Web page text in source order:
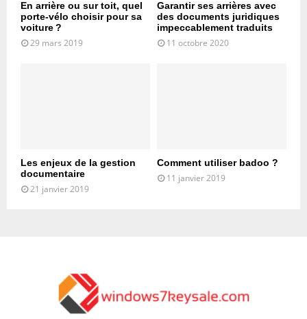
En arrière ou sur toit, quel
porte-vélo choisir pour sa
voiture ?
29 mars 2019
Garantir ses arrières avec
des documents juridiques
impeccablement traduits
11 octobre 2020
Les enjeux de la gestion
documentaire
21 janvier 2019
Comment utiliser badoo ?
11 janvier 2019